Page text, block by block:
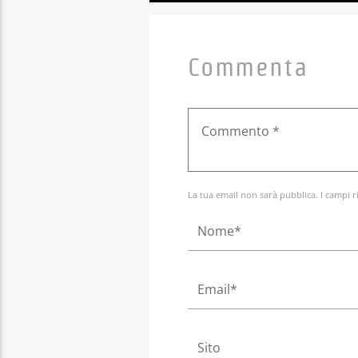
Commenta
La tua email non sarà pubblica. I campi